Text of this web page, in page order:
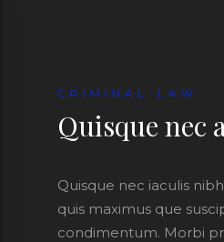
CRIMINAL-LAW
Quisque nec
Quisque nec iaculis
quis maximus que
condimentum. Morbi